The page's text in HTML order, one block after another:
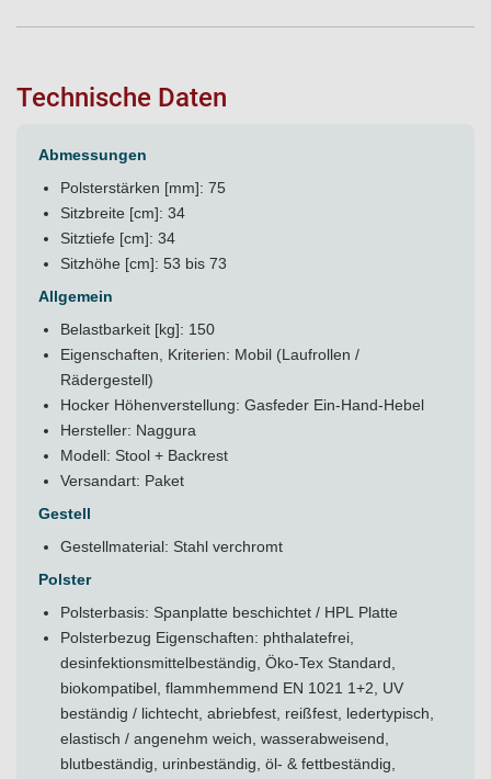
Technische Daten
Abmessungen
Polsterstärken [mm]: 75
Sitzbreite [cm]: 34
Sitztiefe [cm]: 34
Sitzhöhe [cm]: 53 bis 73
Allgemein
Belastbarkeit [kg]: 150
Eigenschaften, Kriterien: Mobil (Laufrollen /
Rädergestell)
Hocker Höhenverstellung: Gasfeder Ein-Hand-Hebel
Hersteller: Naggura
Modell: Stool + Backrest
Versandart: Paket
Gestell
Gestellmaterial: Stahl verchromt
Polster
Polsterbasis: Spanplatte beschichtet / HPL Platte
Polsterbezug Eigenschaften: phthalatefrei,
desinfektionsmittelbeständig, Öko-Tex Standard,
biokompatibel, flammhemmend EN 1021 1+2, UV
beständig / lichtecht, abriebfest, reißfest, ledertypisch,
elastisch / angenehm weich, wasserabweisend,
blutbeständig, urinbeständig, öl- & fettbeständig,